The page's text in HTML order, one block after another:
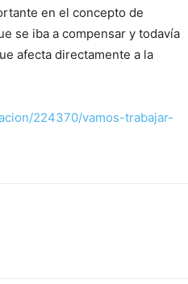
en el concepto de
se iba a compensar y todavía
afecta directamente a la
224370/vamos-trabajar-